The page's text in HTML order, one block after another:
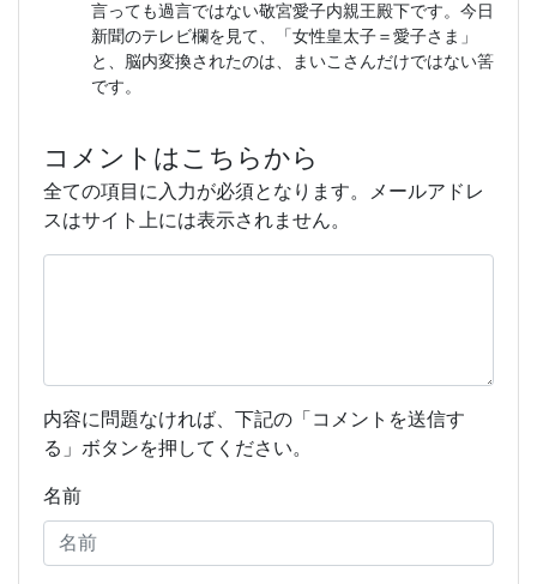
言っても過言ではない敬宮愛子内親王殿下です。今日
新聞のテレビ欄を見て、「女性皇太子＝愛子さま」
と、脳内変換されたのは、まいこさんだけではない筈
です。
コメントはこちらから
全ての項目に入力が必須となります。メールアドレ
スはサイト上には表示されません。
内容に問題なければ、下記の「コメントを送信す
る」ボタンを押してください。
名前